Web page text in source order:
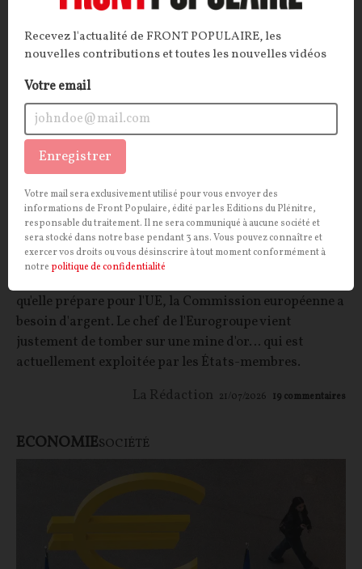
Comment l’Eurogroupe compte remplir les
coffres de Bruxelles
qu'elle prépare pour l'UE, la Commission européenne a
besoin d'argent. Le chef de l'Eurogroupe vient
justement de tomber sur une mine d'or… qui est
actuellement exploitée par les États-membres.
La Rédaction 21/07/2026 19 commentaires
ECONOMIESOCIÉTÉ
Recevez l'actualité de FRONT POPULAIRE, les
nouvelles contributions et toutes les nouvelles vidéos
Votre email
Enregistrer
Votre mail sera exclusivement utilisé pour vous envoyer des
informations de Front Populaire, édité par les Editions du Plénitre,
responsable du traitement. Il ne sera communiqué à aucune société et
sera stocké dans notre base pendant 3 ans. Vous pouvez connaître et
exercer vos droits ou vous désinscrire à tout moment conformément à
notre politique de confidentialité